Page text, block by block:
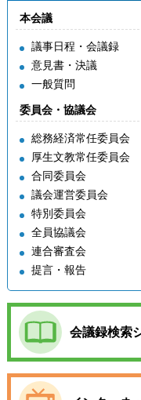
本会議
議事日程・会議録
意見書・決議
一般質問
委員会・協議会
総務経済常任委員会
厚生文教常任委員会
合同委員会
議会運営委員会
特別委員会
全員協議会
連合審査会
提言・報告
会議録検索